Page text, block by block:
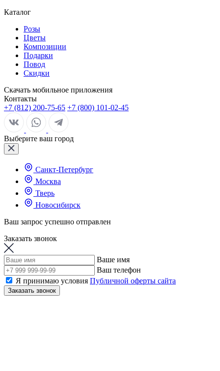
Каталог
Розы
Цветы
Композиции
Подарки
Повод
Скидки
Скачать мобильное приложения
Контакты
+7 (812) 200-75-65 +7 (800) 101-02-45
Выберите ваш город
Санкт-Петербург
Москва
Тверь
Новосибирск
Ваш запрос успешно отправлен
Заказать звонок
Ваше имя
Ваш телефон
Я принимаю условия Публичной оферты сайта
Заказать звонок